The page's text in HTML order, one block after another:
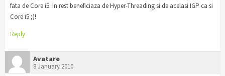
fata de Core i5. In rest beneficiaza de Hyper-Threading si de acelasi IGP ca si
Core i5 ;)!
Reply
Avatare
8 January 2010